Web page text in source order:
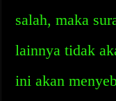
salah, maka
lainnya tidak
ini akan